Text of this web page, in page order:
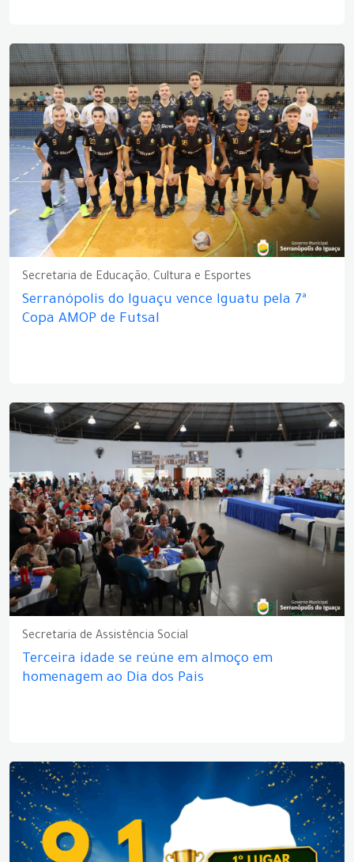
Secretaria de Educação, Cultura e Esportes
Serranópolis do Iguaçu vence Iguatu pela 7ª
Copa AMOP de Futsal
Secretaria de Assistência Social
Terceira idade se reúne em almoço em
homenagem ao Dia dos Pais